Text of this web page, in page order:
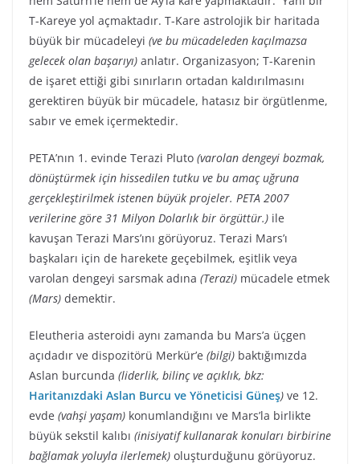
T-Kareye yol açmaktadır. T-Kare astrolojik bir haritada
büyük bir mücadeleyi (ve bu mücadeleden kaçılmazsa
gelecek olan başarıyı) anlatır. Organizasyon; T-Karenin
de işaret ettiği gibi sınırların ortadan kaldırılmasını
gerektiren büyük bir mücadele, hatasız bir örgütlenme,
sabır ve emek içermektedir.
PETA’nın 1. evinde Terazi Pluto (varolan dengeyi bozmak,
dönüştürmek için hissedilen tutku ve bu amaç uğruna
gerçekleştirilmek istenen büyük projeler. PETA 2007
verilerine göre 31 Milyon Dolarlık bir örgüttür.) ile
kavuşan Terazi Mars’ını görüyoruz. Terazi Mars’ı
başkaları için de harekete geçebilmek, eşitlik veya
varolan dengeyi sarsmak adına (Terazi) mücadele etmek
(Mars) demektir.
Eleutheria asteroidi aynı zamanda bu Mars’a üçgen
açıdadır ve dispozitörü Merkür’e (bilgi) baktığımızda
Aslan burcunda (liderlik, bilinç ve açıklık, bkz:
Haritanızdaki Aslan Burcu ve Yöneticisi Güneş) ve 12.
evde (vahşi yaşam) konumlandığını ve Mars’la birlikte
büyük sekstil kalıbı (inisiyatif kullanarak konuları birbirine
bağlamak yoluyla ilerlemek) oluşturduğunu görüyoruz.